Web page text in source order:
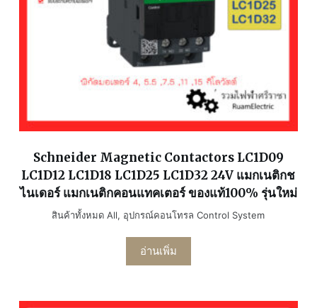
Schneider Magnetic Contactors LC1D09
LC1D12 LC1D18 LC1D25 LC1D32 24V แมกเนติกช
ไนเดอร์ แมกเนติกคอนแทคเตอร์ ของแท้100% รุ่นใหม่
สินค้าทั้งหมด All, อุปกรณ์คอนโทรล Control System
อ่านเพิ่ม